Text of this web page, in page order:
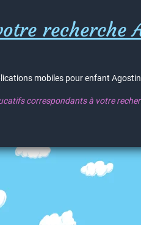
recherche
mobiles pour enfant
correspondants à votre